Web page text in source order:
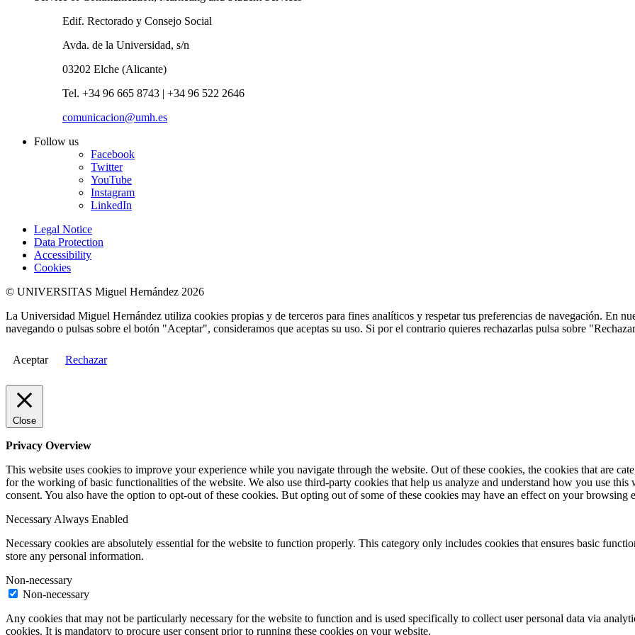
Edif. Rectorado y Consejo Social
Avda. de la Universidad, s/n
03202 Elche (Alicante)
Tel. +34 96 665 8743 | +34 96 522 2646
comunicacion@umh.es
Follow us
Facebook
Twitter
YouTube
Instagram
LinkedIn
Legal Notice
Data Protection
Accessibility
Cookies
© UNIVERSITAS Miguel Hernández 2026
La Universidad Miguel Hernández utiliza cookies propias y de terceros para fines analíticos y respetar tus preferencias de navegación. En
navegando o pulsas sobre el botón "Aceptar", consideramos que aceptas su uso. Si por el contrario quieres rechazarlas pulsa sobre
Aceptar Rechazar
Close
Privacy Overview
This website uses cookies to improve your experience while you navigate through the website. Out of these cookies, the cookies that are
for the working of basic functionalities of the website. We also use third-party cookies that help us analyze and understand how you use
consent. You also have the option to opt-out of these cookies. But opting out of some of these cookies may have an effect on your browsing
Necessary Always Enabled
Necessary cookies are absolutely essential for the website to function properly. This category only includes cookies that ensures basic
store any personal information.
Non-necessary
Non-necessary
Any cookies that may not be particularly necessary for the website to function and is used specifically to collect user personal data via
cookies. It is mandatory to procure user consent prior to running these cookies on your website.